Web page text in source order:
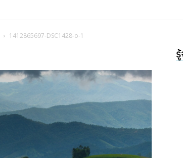
1412865697-DSC1428-o-1